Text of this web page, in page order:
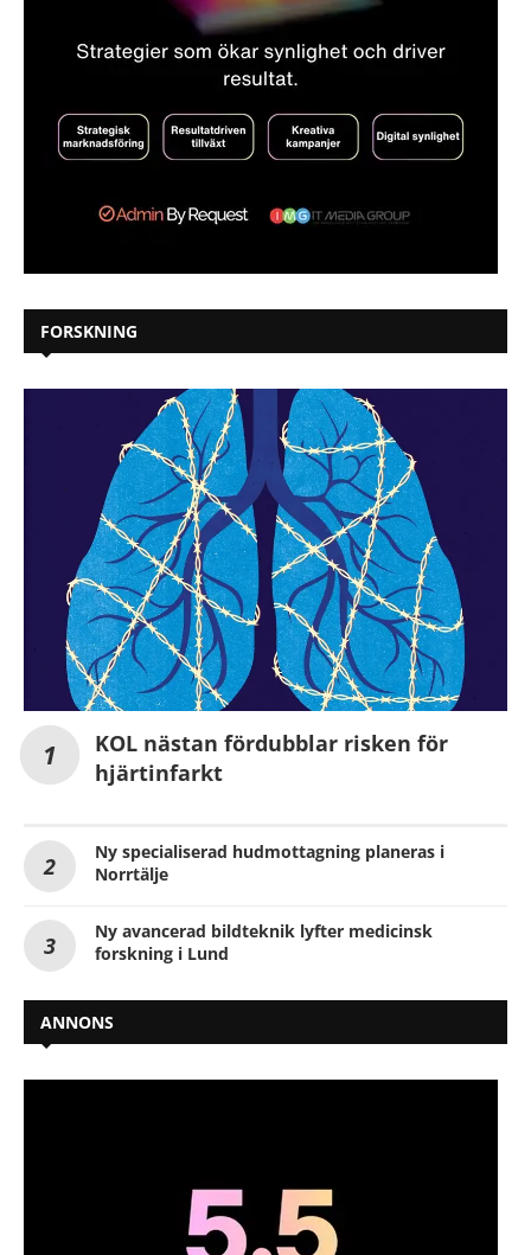
FORSKNING
KOL nästan fördubblar risken för
hjärtinfarkt
Ny specialiserad hudmottagning planeras i
Norrtälje
Ny avancerad bildteknik lyfter medicinsk
forskning i Lund
ANNONS